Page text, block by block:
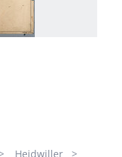
Heidwiller